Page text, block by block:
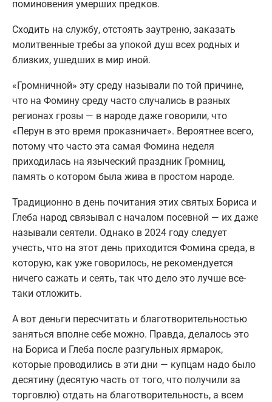
поминовения умерших предков.
Сходить на службу, отстоять заутреню, заказать
молитвенные требы за упокой душ всех родных и
близких, ушедших в мир иной.
«Громничной» эту среду называли по той причине,
что на Фомину среду часто случались в разных
регионах грозы — в народе даже говорили, что
«Перун в это время проказничает». Вероятнее всего,
потому что часто эта самая Фомина неделя
приходилась на языческий праздник Громниц,
память о котором была жива в простом народе.
Традиционно в день почитания этих святых Бориса и
Глеба народ связывал с началом посевной — их даже
называли сеятели. Однако в 2024 году следует
учесть, что на этот день приходится Фомина среда, в
которую, как уже говорилось, не рекомендуется
ничего сажать и сеять, так что дело это лучше все-
таки отложить.
А вот деньги пересчитать и благотворительностью
заняться вполне себе можно. Правда, делалось это
на Бориса и Глеба после разгульных ярмарок,
которые проводились в эти дни — купцам надо было
десятину (десятую часть от того, что получили за
торговлю) отдать на благотворительность, а всем